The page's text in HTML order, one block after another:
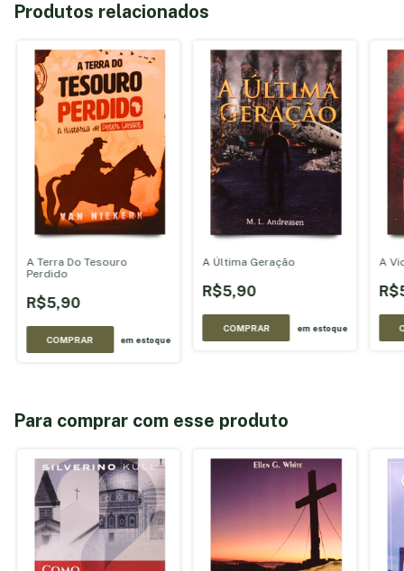
Produtos relacionados
A Terra Do Tesouro
Perdido
R$5,90
COMPRAR em estoque
A Última Geração
R$5,90
COMPRAR em estoque
A
Para comprar com esse produto